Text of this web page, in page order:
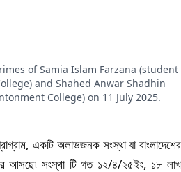
of Samia Islam Farzana (student
and Shahed Anwar Shadhin
College) on 11 July 2025.
একটি অলাভজনক সংস্থা যা বাংলাদেশের
করে আসছে৷ সংস্থা টি গত ১২/৪/২৫ইং, ১৮ লাখ